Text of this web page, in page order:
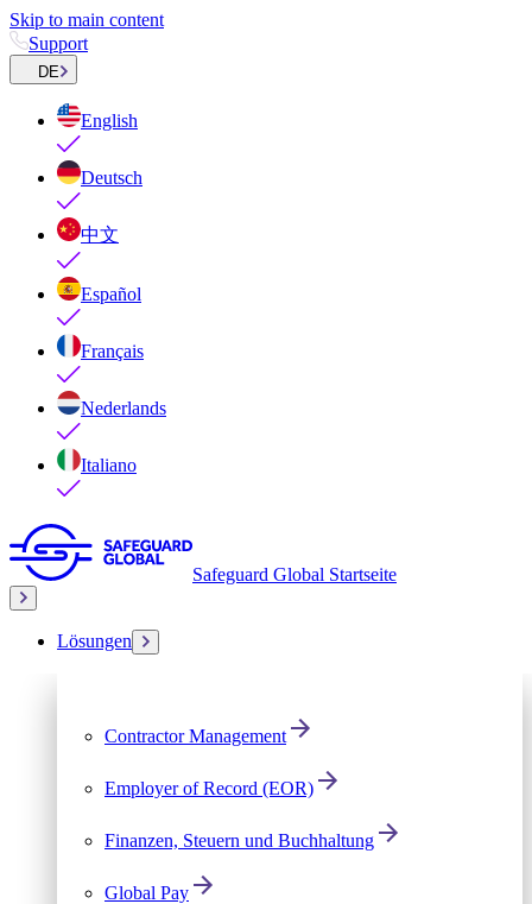
Skip to main content
Support
DE
English
Deutsch
中文
Español
Français
Nederlands
Italiano
Safeguard Global Startseite
Lösungen
Contractor Management
Employer of Record (EOR)
Finanzen, Steuern und Buchhaltung
Global Pay